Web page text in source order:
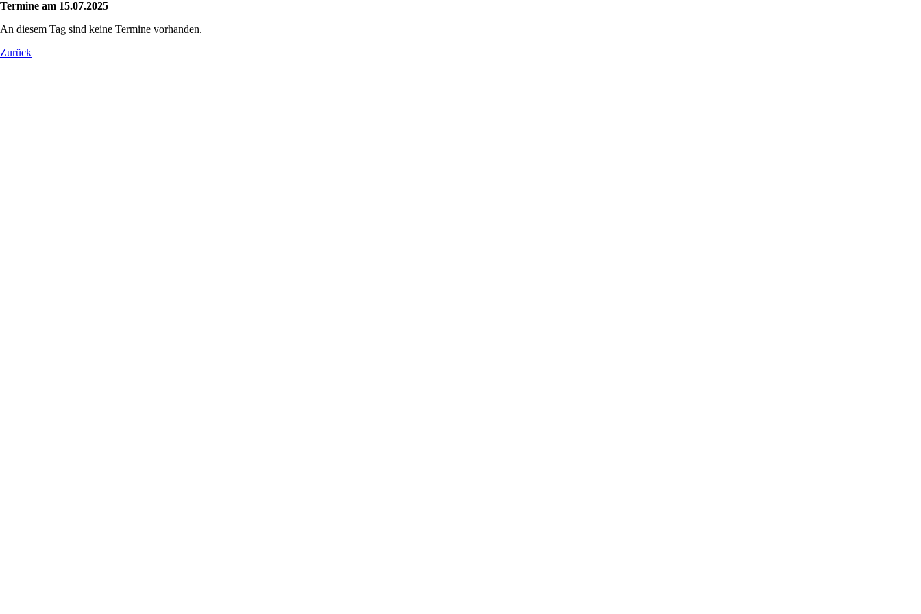
Termine am 15.07.2025
An diesem Tag sind keine Termine vorhanden.
Zurück